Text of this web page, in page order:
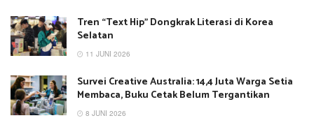
Tren “Text Hip” Dongkrak Literasi di Korea
Selatan
11 JUNI 2026
Survei Creative Australia: 14,4 Juta Warga Setia
Membaca, Buku Cetak Belum Tergantikan
8 JUNI 2026